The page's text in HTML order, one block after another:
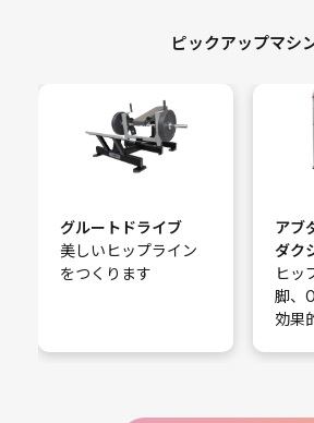
ピックアップマシ
グルートドライブ
美しいヒップライン
をつくります
アブ
ダク
ヒッ
脚、
効果